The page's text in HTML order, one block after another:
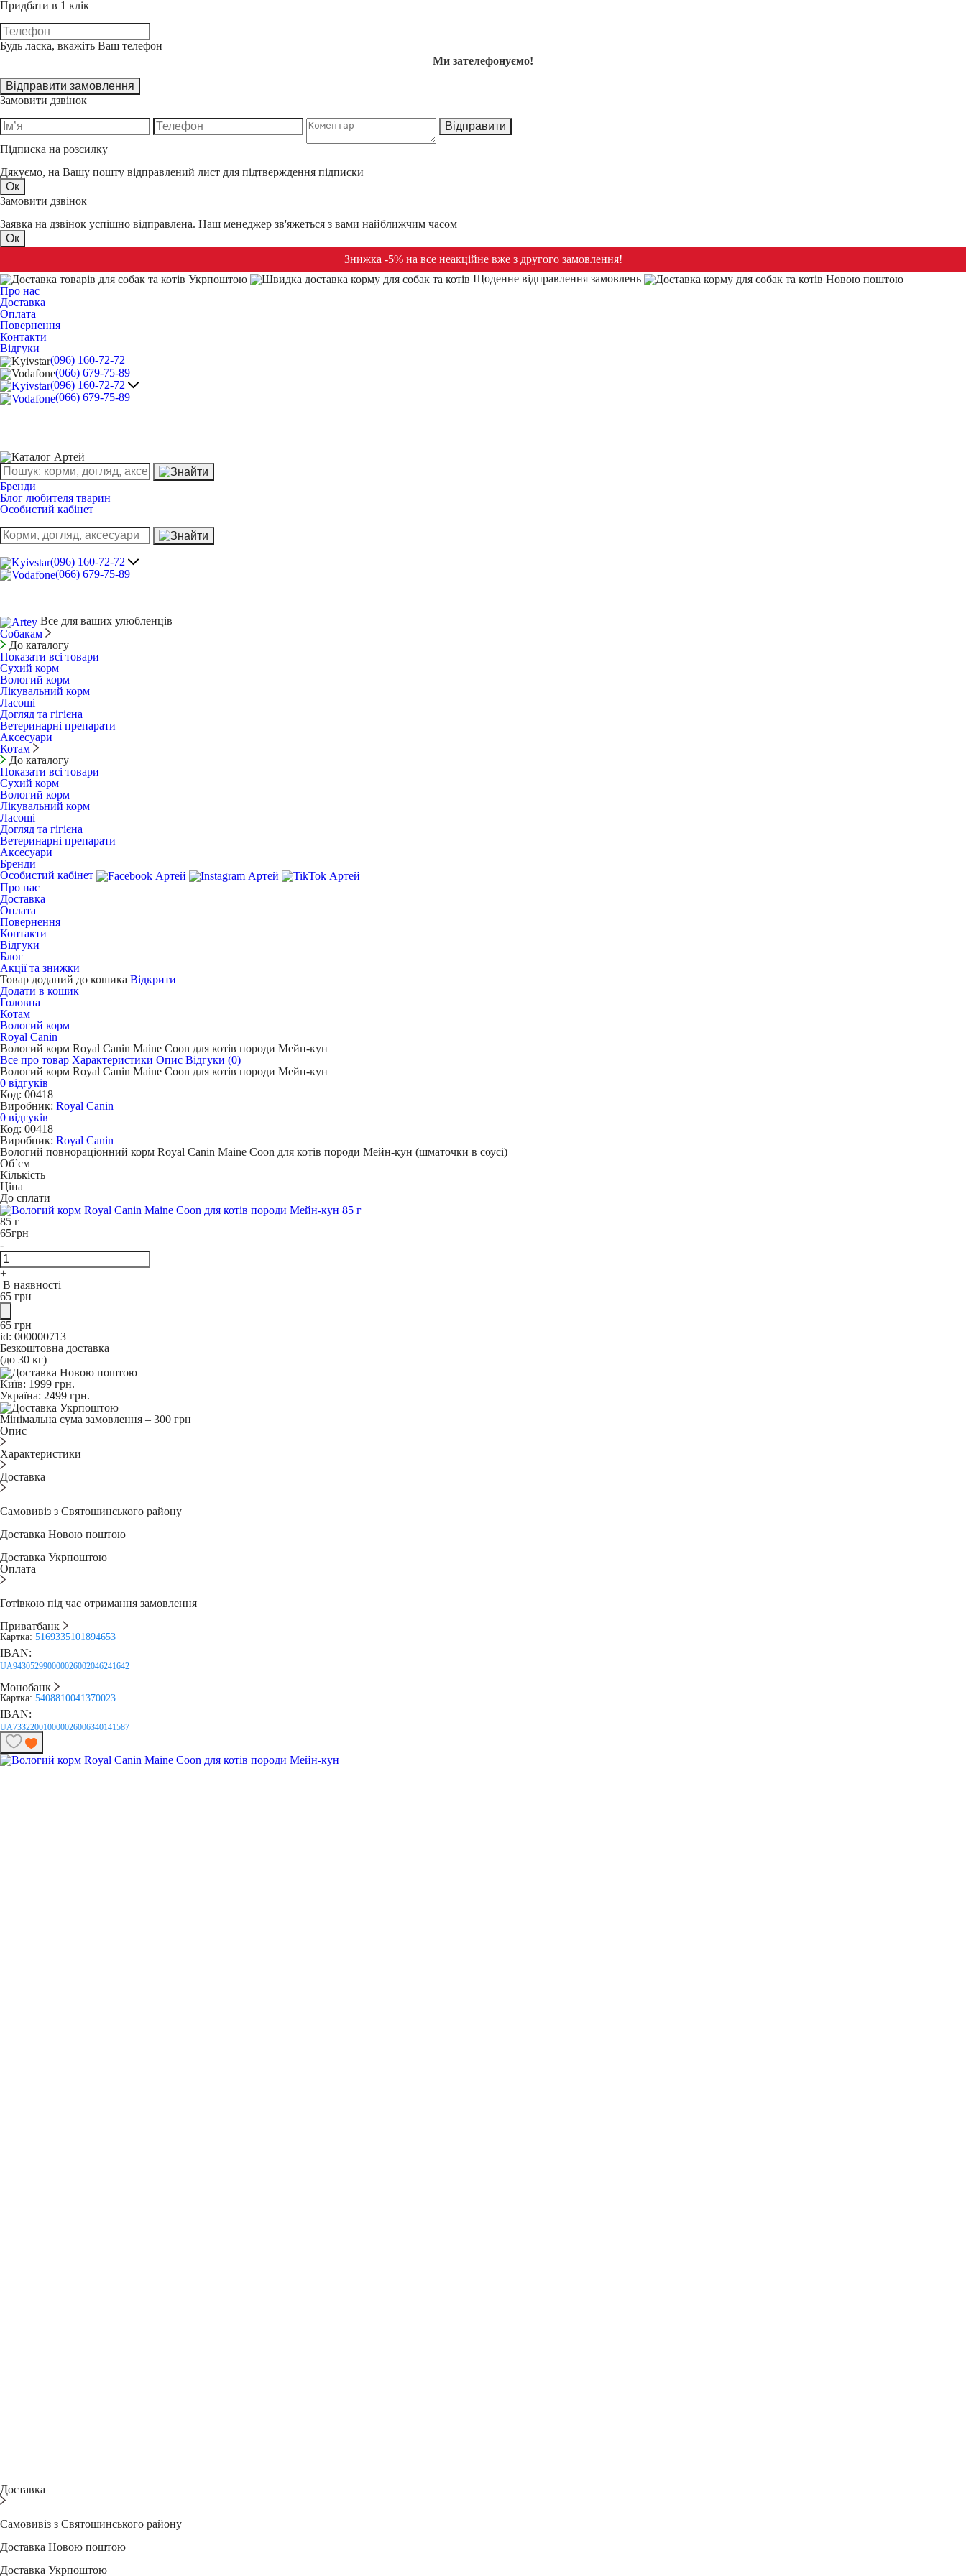
Придбати в 1 клік
Будь ласка, вкажіть Ваш телефон
Ми зателефонуємо!
Відправити замовлення
Замовити дзвінок
Відправити
Підписка на розсилку
Дякуємо, на Вашу пошту відправлений лист для підтверждення підписки
Ок
Замовити дзвінок
Заявка на дзвінок успішно відправлена. Наш менеджер зв'яжеться з вами найближчим часом
Ок
Знижка -5% на все неакційне вже з другого замовлення!
Щоденне відправлення замовлень
Про нас
Доставка
Оплата
Повернення
Контакти
Відгуки
(096) 160-72-72
(066) 679-75-89
(096) 160-72-72
(066) 679-75-89
Бренди
Блог любителя тварин
Особистий кабінет
(096) 160-72-72
(066) 679-75-89
Все для ваших улюбленців
Собакам
До каталогу
Показати всі товари
Сухий корм
Вологий корм
Лікувальний корм
Ласощі
Догляд та гігієна
Ветеринарні препарати
Аксесуари
Котам
До каталогу
Показати всі товари
Сухий корм
Вологий корм
Лікувальний корм
Ласощі
Догляд та гігієна
Ветеринарні препарати
Аксесуари
Бренди
Особистий кабінет
Про нас
Доставка
Оплата
Повернення
Контакти
Відгуки
Блог
Акції та знижки
Товар доданий до кошика Відкрити
Додати в кошик
Головна
Котам
Вологий корм
Royal Canin
Вологий корм Royal Canin Maine Coon для котів породи Мейн-кун
Все про товар Характеристики Опис Відгуки (0)
Вологий корм Royal Canin Maine Coon для котів породи Мейн-кун
0 відгуків
Код: 00418
Виробник: Royal Canin
0 відгуків
Код: 00418
Виробник: Royal Canin
Вологий повнораціонний корм Royal Canin Maine Coon для котів породи Мейн-кун (шматочки в соусі)
Об`єм
Кількість
Ціна
До сплати
85 г
65грн
-
+
В наявності
65 грн
65 грн
id: 000000713
Безкоштовна доставка
(до 30 кг)
Київ: 1999 грн.
Україна: 2499 грн.
Мінімальна сума замовлення – 300 грн
Опис
Характеристики
Доставка
Самовивіз з Святошинського району
Доставка Новою поштою
Доставка Укрпоштою
Оплата
Готівкою під час отримання замовлення
Приватбанк
Картка: 5169335101894653
IBAN:
UA943052990000026002046241642
Монобанк
Картка: 5408810041370023
IBAN:
UA733220010000026006340141587
Доставка
Самовивіз з Святошинського району
Доставка Новою поштою
Доставка Укрпоштою